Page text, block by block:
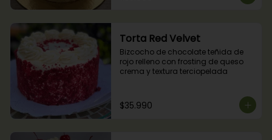
Torta Red Velvet
Bizcocho de chocolate teñida de
rojo relleno con frosting de queso
crema y textura terciopelada
$35.990